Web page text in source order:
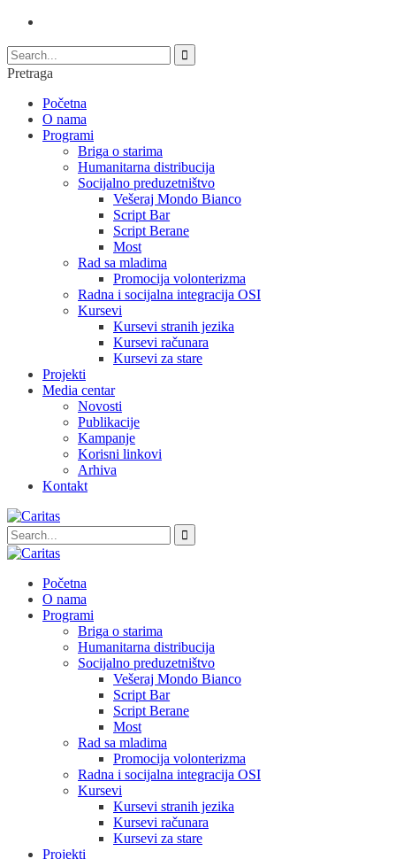
Pretraga
Početna
O nama
Programi
Briga o starima
Humanitarna distribucija
Socijalno preduzetništvo
Vešeraj Mondo Bianco
Script Bar
Script Berane
Most
Rad sa mladima
Promocija volonterizma
Radna i socijalna integracija OSI
Kursevi
Kursevi stranih jezika
Kursevi računara
Kursevi za stare
Projekti
Media centar
Novosti
Publikacije
Kampanje
Korisni linkovi
Arhiva
Kontakt
Početna
O nama
Programi
Briga o starima
Humanitarna distribucija
Socijalno preduzetništvo
Vešeraj Mondo Bianco
Script Bar
Script Berane
Most
Rad sa mladima
Promocija volonterizma
Radna i socijalna integracija OSI
Kursevi
Kursevi stranih jezika
Kursevi računara
Kursevi za stare
Projekti